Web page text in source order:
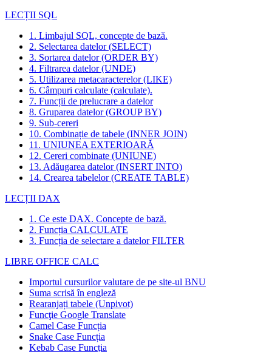
LECȚII SQL
1. Limbajul SQL, concepte de bază.
2. Selectarea datelor (SELECT)
3. Sortarea datelor (ORDER BY)
4. Filtrarea datelor (UNDE)
5. Utilizarea metacaracterelor (LIKE)
6. Câmpuri calculate (calculate).
7. Funcții de prelucrare a datelor
8. Gruparea datelor (GROUP BY)
9. Sub-cereri
10. Combinație de tabele (INNER JOIN)
11. UNIUNEA EXTERIOARĂ
12. Cereri combinate (UNIUNE)
13. Adăugarea datelor (INSERT INTO)
14. Crearea tabelelor (CREATE TABLE)
LECȚII DAX
1. Ce este DAX. Concepte de bază.
2. Funcția CALCULATE
3. Funcția de selectare a datelor FILTER
LIBRE OFFICE CALC
Importul cursurilor valutare de pe site-ul BNU
Suma scrisă în engleză
Rearanjați tabele (Unpivot)
Funcţie Google Translate
Camel Case Funcția
Snake Case Funcția
Kebab Case Funcția